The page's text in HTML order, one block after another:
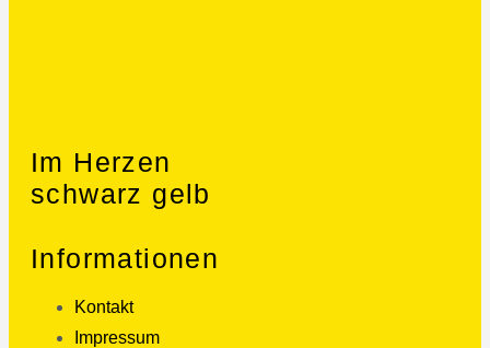
Im Herzen
schwarz gelb
Informationen
Kontakt
Impressum